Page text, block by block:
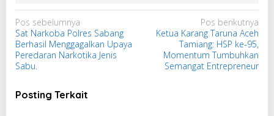
N
a
v
i
a
Pos sebelumnya
Sat Narkoba Polres Sabang
Berhasil Menggagalkan Upaya
Peredaran Narkotika Jenis
Sabu.
Pos berikutnya
Ketua Karang Taruna Aceh
Tamiang: HSP ke-95,
Momentum Tumbuhkan
Semangat Entrepreneur
Posting Terkait